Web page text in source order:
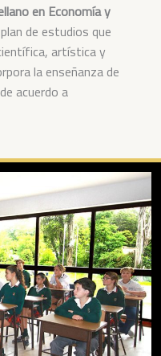
en Economía y
de estudios que
artística y
la enseñanza de
acuerdo a